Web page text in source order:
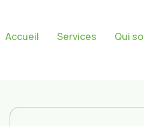
Accueil Services Qui